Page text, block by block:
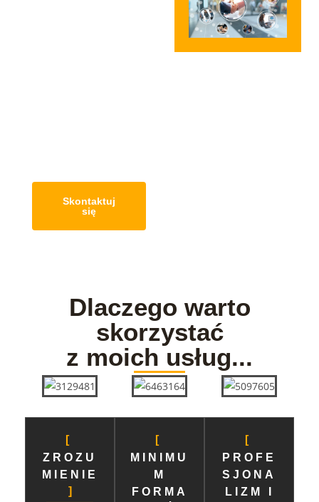
Skontaktuj
się
Dlaczego warto
skorzystać
z moich usług...
ZROZU
MIENIE
MINIMU
M
FORMA
PROFE
SJONA
LIZM I